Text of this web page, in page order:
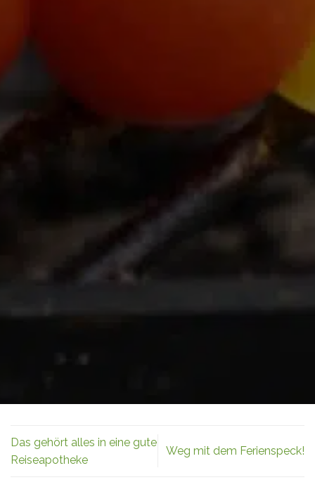
Das gehört alles in eine gute
Reiseapotheke
Weg mit dem Ferienspeck!